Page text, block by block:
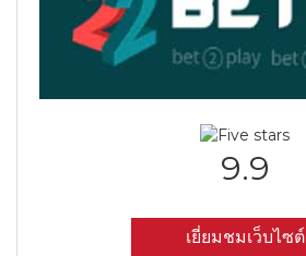
9.9
เยี่ยมชมเว็บไซต์